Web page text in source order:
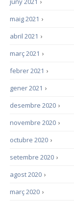
›
maig 2021
›
abril 2021
›
març 2021
›
febrer 2021
›
gener 2021
›
desembre 2020
›
novembre 2020
›
octubre 2020
›
setembre 2020
›
agost 2020
›
març 2020